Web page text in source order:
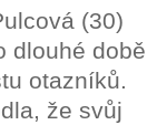
(30)
dlouhé době
otazníků.
že svůj